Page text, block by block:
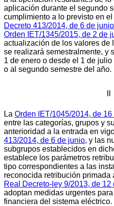
aplicación durante el segundo
cumplimiento a lo previsto en
Decreto 413/2014, de 6 de junio
Orden IET/1345/2015, de 2 de
actualización de los valores de
se realizará semestralmente, y
1 de enero o desde el 1 de
o al segundo semestre del año.
La Orden IET/1045/2014, de
entre las categorías, grupos y
anterioridad a la entrada en
413/2014, de 6 de junio, y las
subgrupos establecidos en
establece los parámetros
tipo correspondientes a las
reconocida retribución primada
Real Decreto-ley 9/2013, de 12
adoptan medidas urgentes
financiera del sistema eléctrico.